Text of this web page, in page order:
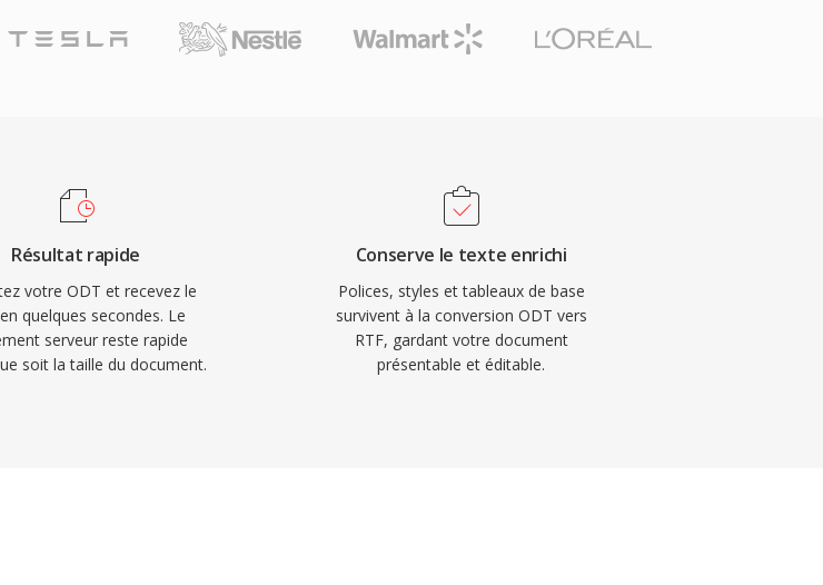
Résultat rapide
votre ODT et recevez le
quelques secondes. Le
serveur reste rapide
soit la taille du document.
Conserve le texte enrichi
Polices, styles et tableaux de base
survivent à la conversion ODT vers
RTF, gardant votre document
présentable et éditable.